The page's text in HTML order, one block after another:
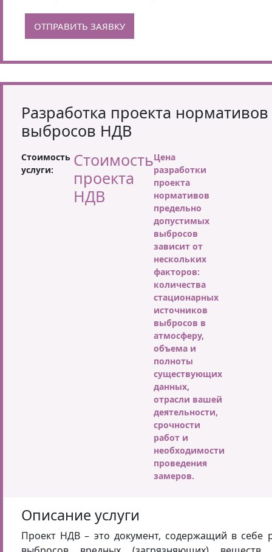
ОТПРАВИТЬ ЗАЯВКУ
Разработка проекта
выбросов НДВ
Стоимость
услуги:
Стоимость
проекта
НДВ
Цена
разработки
проекта
нормативов
предельно
допустимых
выбросов
зависит от
нескольких
факторов:
количества
стационарных
источников
выбросов в
атмосферу,
объема и
полноты
существующих
данных,
отрасли вашей
деятельности,
срочности
работ и
необходимости
проведения
замеров.
Описание услуги
Проект НДВ – это документ, содержащий в себе